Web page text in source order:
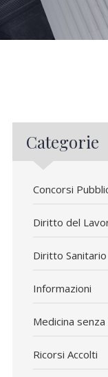
Categorie
Concorsi
Diritto del
Diritto Sanitario
Informazioni
Medicina
Ricorsi Accolti